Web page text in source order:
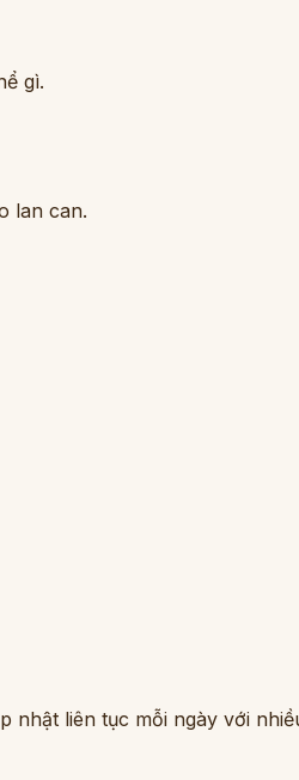
gì.
lan can.
liên tục mỗi ngày với